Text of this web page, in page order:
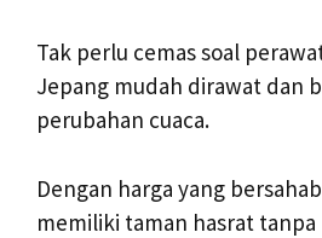
Tak perlu cemas soal
Jepang mudah dirawat dan
perubahan cuaca.
Dengan harga yang
memiliki taman hasrat tanpa